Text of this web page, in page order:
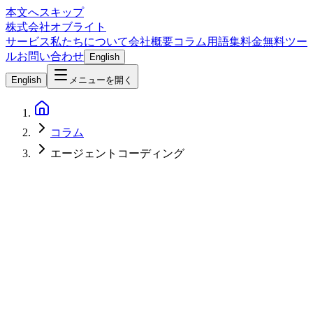
本文へスキップ
株式会社オブライト
サービス私たちについて会社概要コラム 用語集料金無料ツー
ルお問い合わせ English
English メニューを開く
コラム
エージェントコーディング